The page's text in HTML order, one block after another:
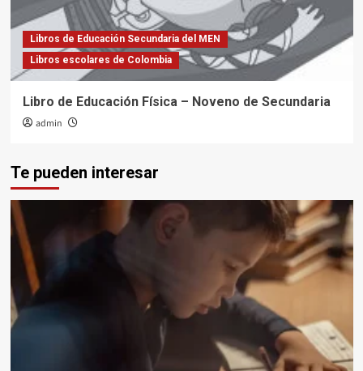
Libros de Educación Secundaria del MEN
Libros escolares de Colombia
Libro de Educación Física – Noveno de Secundaria
admin
Te pueden interesar